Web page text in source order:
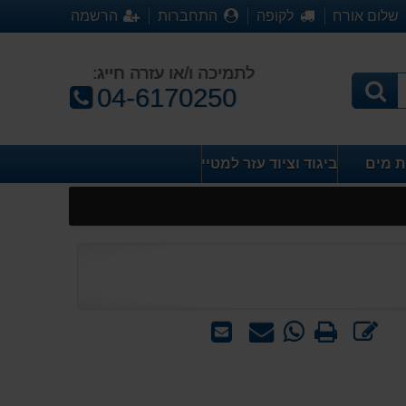
שלום אורח לקופה התחברות הרשמה
לתמיכה ו/או עזרה חייג:
טלפון:
04-6170250
מים ביגוד וציוד עזר למטייל
שלח
שאל WhatsApp
הדפס